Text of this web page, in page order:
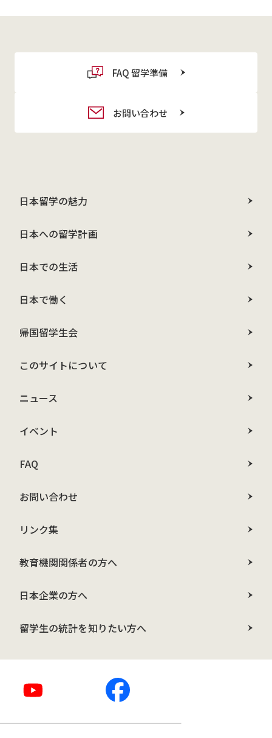
FAQ 留学準備
お問い合わせ
日本留学の魅力
日本への留学計画
日本での生活
日本で働く
帰国留学生会
このサイトについて
ニュース
イベント
FAQ
お問い合わせ
リンク集
教育機関関係者の方へ
日本企業の方へ
留学生の統計を知りたい方へ